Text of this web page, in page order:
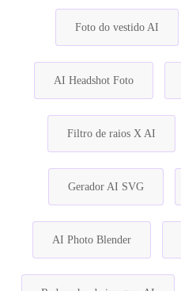
Foto do vestido AI
AI Headshot Foto
Filtro de raios X AI
Gerador AI SVG
AI Photo Blender